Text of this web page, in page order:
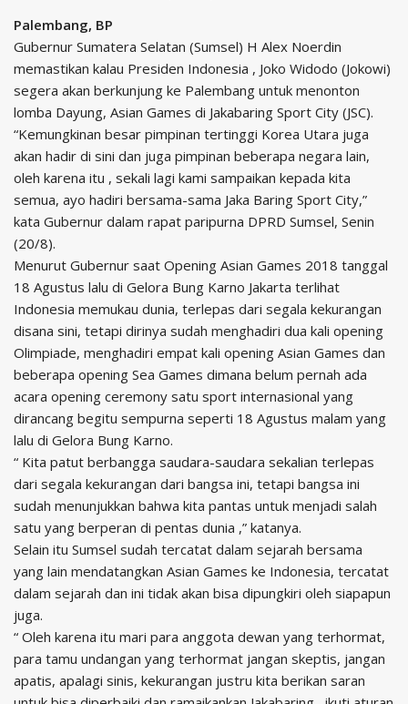
Palembang, BP
Gubernur Sumatera Selatan (Sumsel) H Alex Noerdin
memastikan kalau Presiden Indonesia , Joko Widodo (Jokowi)
segera akan berkunjung ke Palembang untuk menonton
lomba Dayung, Asian Games di Jakabaring Sport City (JSC).
“Kemungkinan besar pimpinan tertinggi Korea Utara juga
akan hadir di sini dan juga pimpinan beberapa negara lain,
oleh karena itu , sekali lagi kami sampaikan kepada kita
semua, ayo hadiri bersama-sama Jaka Baring Sport City,”
kata Gubernur dalam rapat paripurna DPRD Sumsel, Senin
(20/8).
Menurut Gubernur saat Opening Asian Games 2018 tanggal
18 Agustus lalu di Gelora Bung Karno Jakarta terlihat
Indonesia memukau dunia, terlepas dari segala kekurangan
disana sini, tetapi dirinya sudah menghadiri dua kali opening
Olimpiade, menghadiri empat kali opening Asian Games dan
beberapa opening Sea Games dimana belum pernah ada
acara opening ceremony satu sport internasional yang
dirancang begitu sempurna seperti 18 Agustus malam yang
lalu di Gelora Bung Karno.
“ Kita patut berbangga saudara-saudara sekalian terlepas
dari segala kekurangan dari bangsa ini, tetapi bangsa ini
sudah menunjukkan bahwa kita pantas untuk menjadi salah
satu yang berperan di pentas dunia ,” katanya.
Selain itu Sumsel sudah tercatat dalam sejarah bersama
yang lain mendatangkan Asian Games ke Indonesia, tercatat
dalam sejarah dan ini tidak akan bisa dipungkiri oleh siapapun
juga.
“ Oleh karena itu mari para anggota dewan yang terhormat,
para tamu undangan yang terhormat jangan skeptis, jangan
apatis, apalagi sinis, kekurangan justru kita berikan saran